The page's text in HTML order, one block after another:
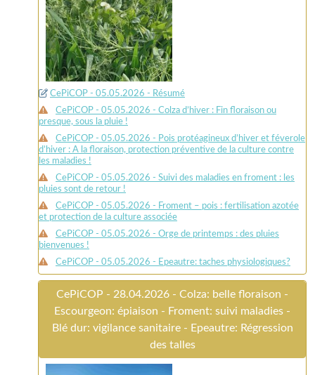
CePiCOP - 05.05.2026 - Résumé
CePiCOP - 05.05.2026 - Colza d’hiver : Fin floraison ou
presque, sous la pluie !
CePiCOP - 05.05.2026 - Pois protéagineux d’hiver et féverole
d’hiver : A la floraison, protection préventive de la culture contre
les maladies !
CePiCOP - 05.05.2026 - Suivi des maladies en froment : les
pluies sont de retour !
CePiCOP - 05.05.2026 - Froment – pois : fertilisation azotée
et protection de la culture associée
CePiCOP - 05.05.2026 - Orge de printemps : des pluies
bienvenues !
CePiCOP - 05.05.2026 - Epeautre: taches physiologiques?
CePiCOP - 28.04.2026 - Colza: belle floraison -
Escourgeon: épiaison - Froment: suivi maladies -
Blé dur: vigilance sanitaire - Epeautre: Régression
des talles